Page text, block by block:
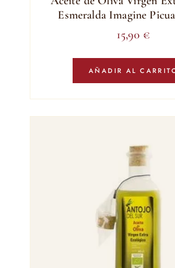
Esmeralda Imagine
15,90 €
AÑADIR AL